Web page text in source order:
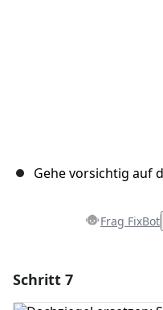
Gehe vorsichtig auf
Frag FixBot
Schritt 7